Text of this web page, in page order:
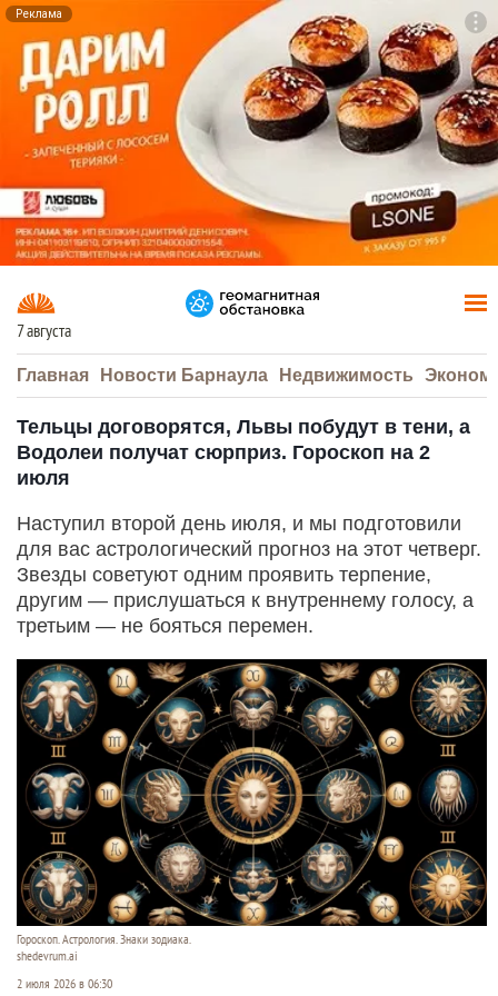
Реклама
7 августа
Главная Новости Барнаула Недвижимость
Тельцы договорятся, Львы побудут в тени, а
Водолеи получат сюрприз. Гороскоп на 2
июля
Наступил второй день июля, и мы подготовили
для вас астрологический прогноз на этот четверг.
Звезды советуют одним проявить терпение,
другим — прислушаться к внутреннему голосу, а
третьим — не бояться перемен.
Гороскоп. Астрология. Знаки зодиака.
shedevrum.ai
2 июля 2026 в 06:30